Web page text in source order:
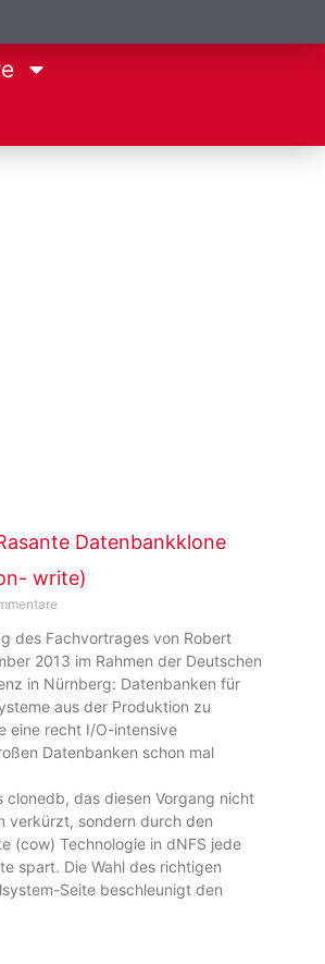
Datenbankklone
write)
des Fachvortrages von Robert
2013 im Rahmen der Deutschen
in Nürnberg: Datenbanken für
aus der Produktion zu
eine recht I/O-intensive
Datenbanken schon mal
clonedb, das diesen Vorgang nicht
verkürzt, sondern durch den
(cow) Technologie in dNFS jede
spart. Die Wahl des richtigen
Seite beschleunigt den